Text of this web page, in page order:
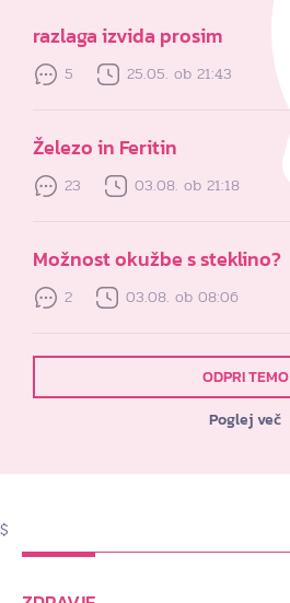
razlaga izvida prosim
5 25.05. ob 21:43
Železo in Feritin
23 03.08. ob 21:18
Možnost okužbe s steklino?
2 03.08. ob 08:06
ODPRI TEMO
Poglej več
$